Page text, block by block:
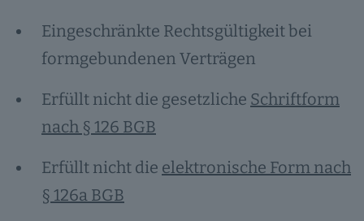
Eingeschränkte Rechtsgültigkeit bei
formgebundenen Verträgen
Erfüllt nicht die gesetzliche Schriftform
nach § 126 BGB
Erfüllt nicht die elektronische Form nach
§ 126a BGB